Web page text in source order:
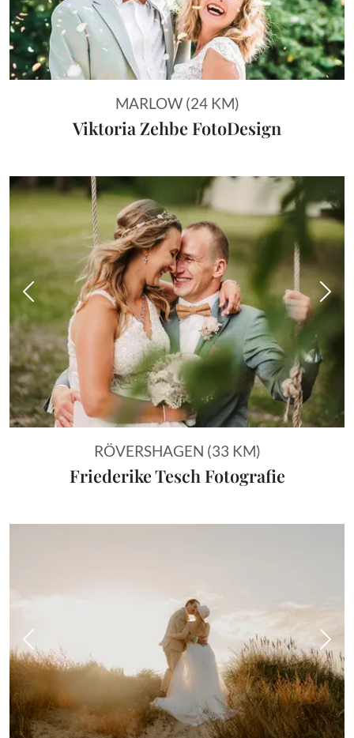
MARLOW (24 KM)
Viktoria Zehbe FotoDesign
Vorheriges Bild
RÖVERSHAGEN (33 KM)
Friederike Tesch Fotografie
Vorheriges Bild